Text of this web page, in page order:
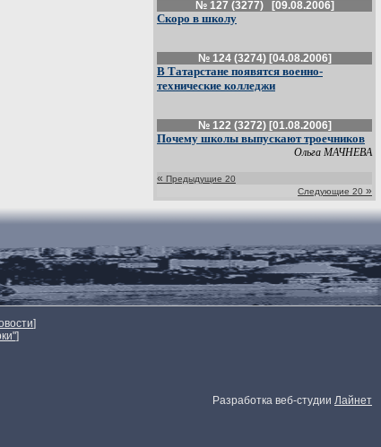
№ 127 (3277) [09.08.2006]
Скоро в школу
№ 124 (3274) [04.08.2006]
В Татарстане появятся военно-
технические колледжи
№ 122 (3272) [01.08.2006]
Почему школы выпускают троечников
Ольга МАЧНЕВА
« Предыдущие 20
Следующие 20 »
]
]
Разработка веб-студии Лайнет